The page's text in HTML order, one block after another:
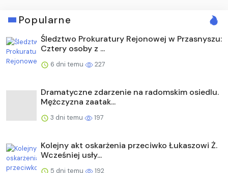
Popularne
Śledztwo Prokuratury Rejonowej w Przasnyszu:
Cztery osoby z ...
6 dni temu 227
Dramatyczne zdarzenie na radomskim osiedlu.
Mężczyzna zaatak...
3 dni temu 197
Kolejny akt oskarżenia przeciwko Łukaszowi Ż.
Wcześniej usły...
5 dni temu 192